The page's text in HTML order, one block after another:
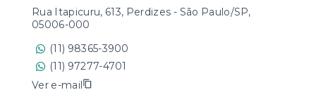
Rua Itapicuru, 613, Perdizes - São Paulo/SP,
05006-000
(11) 98365-3900
(11) 97277-4701
Ver e-mail